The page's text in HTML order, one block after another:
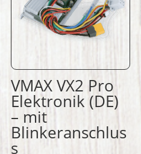
VMAX VX2 Pro
Elektronik (DE)
– mit
Blinkeranschlus
s